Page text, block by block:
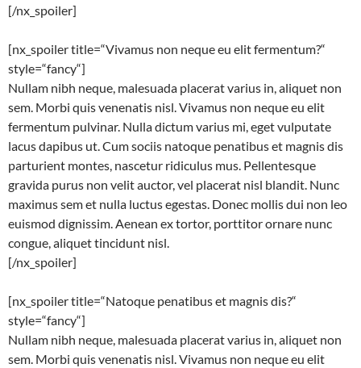
[/nx_spoiler]
[nx_spoiler title=“Vivamus non neque eu elit fermentum?“
style=“fancy“]
Nullam nibh neque, malesuada placerat varius in, aliquet non
sem. Morbi quis venenatis nisl. Vivamus non neque eu elit
fermentum pulvinar. Nulla dictum varius mi, eget vulputate
lacus dapibus ut. Cum sociis natoque penatibus et magnis dis
parturient montes, nascetur ridiculus mus. Pellentesque
gravida purus non velit auctor, vel placerat nisl blandit. Nunc
maximus sem et nulla luctus egestas. Donec mollis dui non leo
euismod dignissim. Aenean ex tortor, porttitor ornare nunc
congue, aliquet tincidunt nisl.
[/nx_spoiler]
[nx_spoiler title=“Natoque penatibus et magnis dis?“
style=“fancy“]
Nullam nibh neque, malesuada placerat varius in, aliquet non
sem. Morbi quis venenatis nisl. Vivamus non neque eu elit